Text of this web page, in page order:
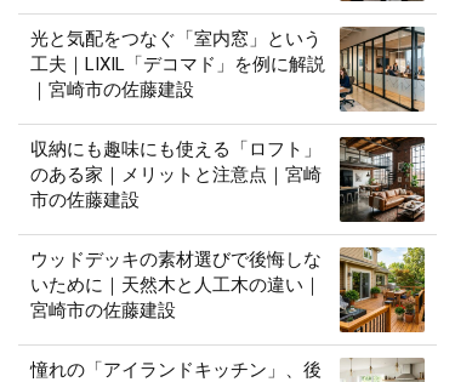
光と気配をつなぐ「室内窓」という
工夫｜LIXIL「デコマド」を例に解説
｜宮崎市の佐藤建設
収納にも趣味にも使える「ロフト」
のある家｜メリットと注意点｜宮崎
市の佐藤建設
ウッドデッキの素材選びで後悔しな
いために｜天然木と人工木の違い｜
宮崎市の佐藤建設
憧れの「アイランドキッチン」、後